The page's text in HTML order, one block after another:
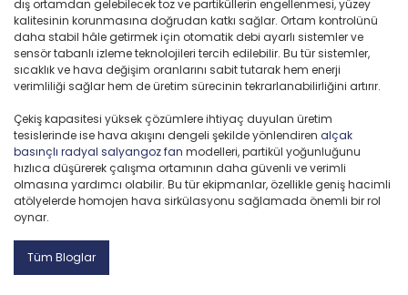
dış ortamdan gelebilecek toz ve partiküllerin engellenmesi, yüzey
kalitesinin korunmasına doğrudan katkı sağlar. Ortam kontrolünü
daha stabil hâle getirmek için otomatik debi ayarlı sistemler ve
sensör tabanlı izleme teknolojileri tercih edilebilir. Bu tür sistemler,
sıcaklık ve hava değişim oranlarını sabit tutarak hem enerji
verimliliği sağlar hem de üretim sürecinin tekrarlanabilirliğini artırır.
Çekiş kapasitesi yüksek çözümlere ihtiyaç duyulan üretim
tesislerinde ise hava akışını dengeli şekilde yönlendiren alçak
basınçlı radyal salyangoz fan modelleri, partikül yoğunluğunu
hızlıca düşürerek çalışma ortamının daha güvenli ve verimli
olmasına yardımcı olabilir. Bu tür ekipmanlar, özellikle geniş hacimli
atölyelerde homojen hava sirkülasyonu sağlamada önemli bir rol
oynar.
Tüm Bloglar